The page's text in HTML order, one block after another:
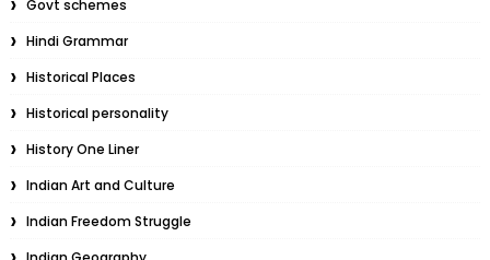
Govt schemes
Hindi Grammar
Historical Places
Historical personality
History One Liner
Indian Art and Culture
Indian Freedom Struggle